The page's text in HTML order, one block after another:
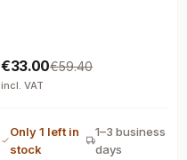
€33.00€59.40
incl. VAT
Only 1 left in
stock
1–3 business
days